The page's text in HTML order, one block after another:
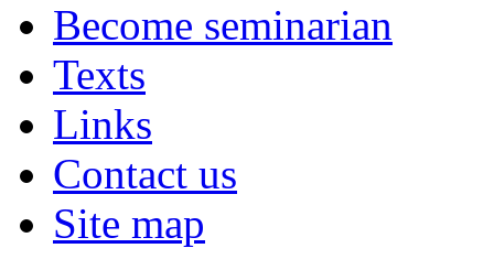
Become seminarian
Texts
Links
Contact us
Site map